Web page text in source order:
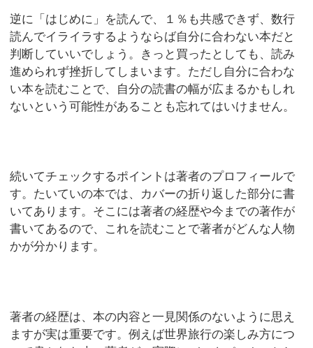
逆に「はじめに」を読んで、１％も共感できず、数行
読んでイライラするようならば自分に合わない本だと
判断していいでしょう。きっと買ったとしても、読み
進められず挫折してしまいます。ただし自分に合わな
い本を読むことで、自分の読書の幅が広まるかもしれ
ないという可能性があることも忘れてはいけません。
続いてチェックするポイントは著者のプロフィールで
す。たいていの本では、カバーの折り返した部分に書
いてあります。そこには著者の経歴や今までの著作が
書いてあるので、これを読むことで著者がどんな人物
かが分かります。
著者の経歴は、本の内容と一見関係のないように思え
ますが実は重要です。例えば世界旅行の楽しみ方につ